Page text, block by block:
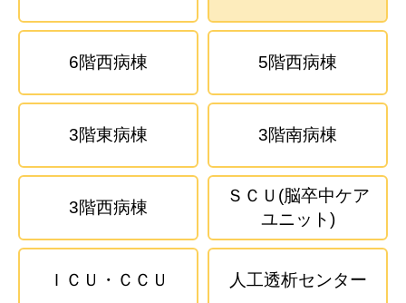
6階西病棟 5階西病棟
3階東病棟 3階南病棟
3階西病棟
ＳＣＵ(脳卒中ケア
ユニット)
ＩＣＵ・ＣＣＵ 人工透析センター